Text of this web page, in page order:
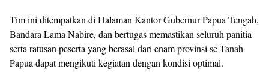
Tim ini ditempatkan di Halaman Kantor Gubernur Papua Tengah,
Bandara Lama Nabire, dan bertugas memastikan seluruh panitia
serta ratusan peserta yang berasal dari enam provinsi se-Tanah
Papua dapat mengikuti kegiatan dengan kondisi optimal.